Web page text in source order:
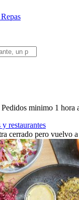
minimo 1 hora
restaurantes
cerrado pero vuelvo